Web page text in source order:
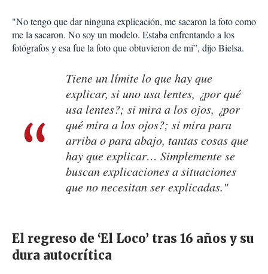
"No tengo que dar ninguna explicación, me sacaron la foto como
me la sacaron. No soy un modelo. Estaba enfrentando a los
fotógrafos y esa fue la foto que obtuvieron de mí”, dijo Bielsa.
Tiene un límite lo que hay que
explicar, si uno usa lentes, ¿por qué
usa lentes?; si mira a los ojos, ¿por
qué mira a los ojos?; si mira para
arriba o para abajo, tantas cosas que
hay que explicar… Simplemente se
buscan explicaciones a situaciones
que no necesitan ser explicadas."
El regreso de ‘El Loco’ tras 16 años y su
dura autocrítica